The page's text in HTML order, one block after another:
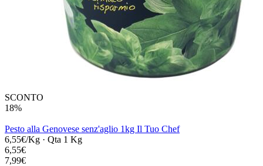
SCONTO
18%
Pesto alla Genovese senz'aglio 1kg Il Tuo Chef
6,55€/Kg · Qta 1 Kg
6,55€
7,99€